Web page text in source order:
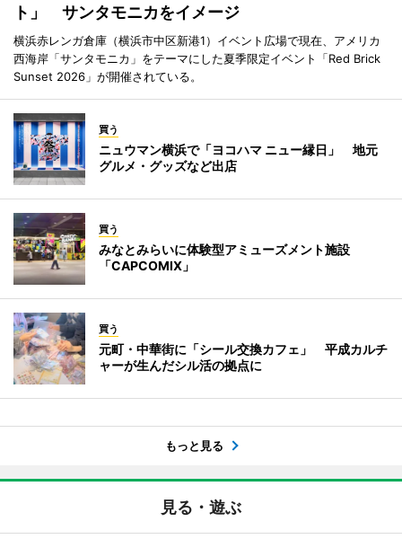
ト」 サンタモニカをイメージ
横浜赤レンガ倉庫（横浜市中区新港1）イベント広場で現在、アメリカ
西海岸「サンタモニカ」をテーマにした夏季限定イベント「Red Brick
Sunset 2026」が開催されている。
買う
ニュウマン横浜で「ヨコハマ ニュー縁日」 地元
グルメ・グッズなど出店
買う
みなとみらいに体験型アミューズメント施設
「CAPCOMIX」
買う
元町・中華街に「シール交換カフェ」 平成カルチ
ャーが生んだシル活の拠点に
もっと見る
見る・遊ぶ